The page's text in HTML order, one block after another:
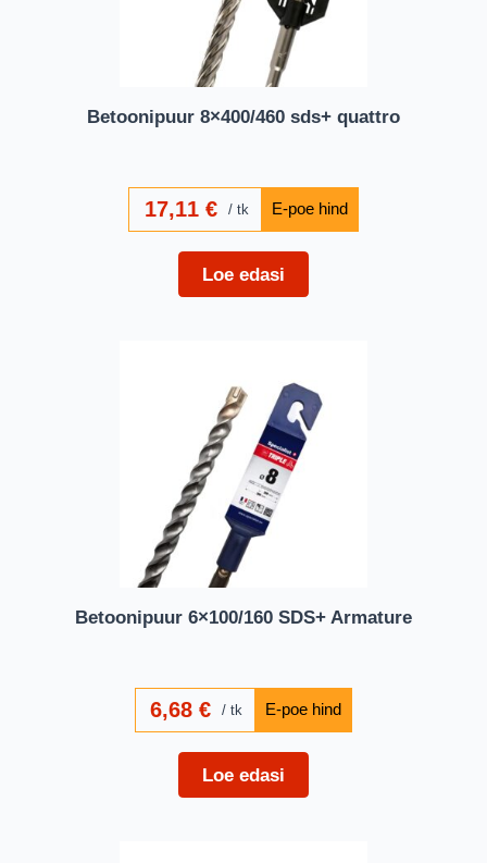
Betoonipuur 8×400/460 sds+ quattro
17,11 € tk
Loe edasi
Betoonipuur 6×100/160 SDS+ Armature
6,68€ tk
Loe edasi